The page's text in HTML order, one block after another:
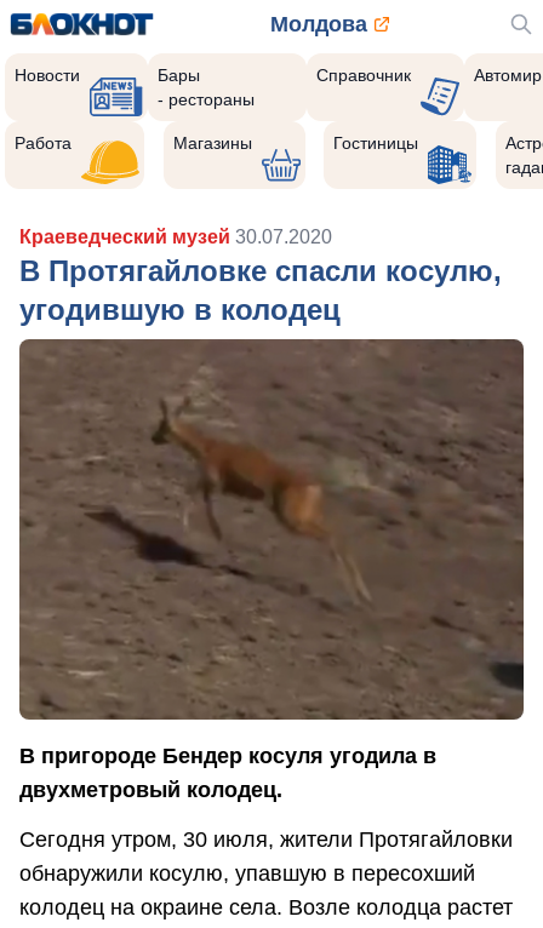
Молдова
Новости
Бары
- рестораны
Справочник Автомир
Работа Магазины Гостиницы
Краеведческий музей 30.07.2020
В Протягайловке спасли косулю,
угодившую в колодец
В пригороде Бендер косуля угодила в
двухметровый колодец.
Сегодня утром, 30 июля, жители Протягайловки
обнаружили косулю, упавшую в пересохший
колодец на окраине села. Возле колодца растет